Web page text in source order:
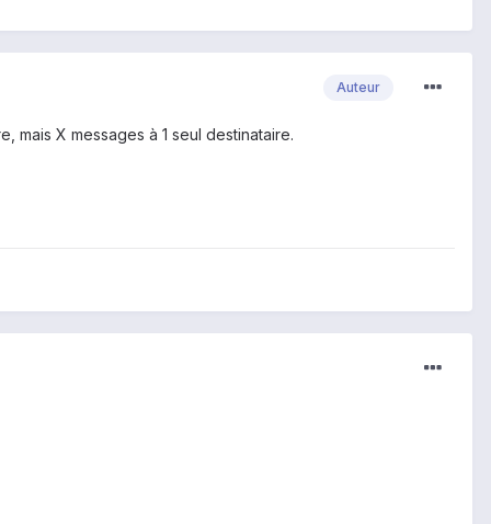
Auteur
mais X messages à 1 seul destinataire.